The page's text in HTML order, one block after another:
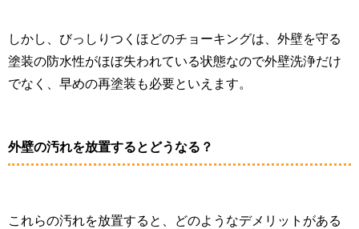
しかし、びっしりつくほどのチョーキングは、外壁を守る
塗装の防水性がほぼ失われている状態なので外壁洗浄だけ
でなく、早めの再塗装も必要といえます。
外壁の汚れを放置するとどうなる？
これらの汚れを放置すると、どのようなデメリットがある